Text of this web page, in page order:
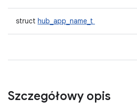
struct hub_app_name_t
Szczegółowy opis